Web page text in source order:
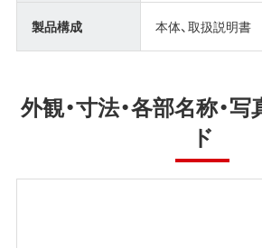
製品構成 本体、取扱説明書
外観・寸法・各部名称・
ド